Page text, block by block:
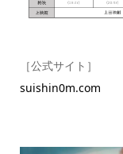
［公式サイト］
suishin0m.com